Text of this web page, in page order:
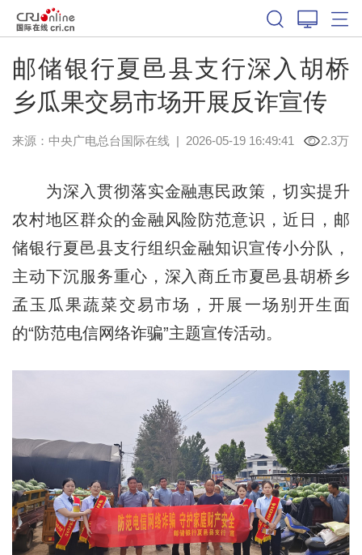
邮储银行夏邑县支行深入胡桥
乡瓜果交易市场开展反诈宣传
来源：中央广电总台国际在线| 2026-05-19 16:49:41 2.3万
为深入贯彻落实金融惠民政策，切实提升
农村地区群众的金融风险防范意识，近日，邮
储银行夏邑县支行组织金融知识宣传小分队，
主动下沉服务重心，深入商丘市夏邑县胡桥乡
孟玉瓜果蔬菜交易市场，开展一场别开生面
的“防范电信网络诈骗”主题宣传活动。